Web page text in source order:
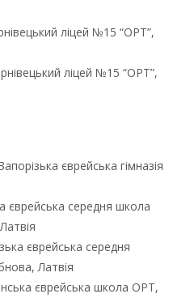
ліцей №15 “ОРТ”,
ліцей №15 “ОРТ”,
єврейська гімназія
єврейська середня школа
єврейська середня
Латвія
єврейська школа ОРТ,